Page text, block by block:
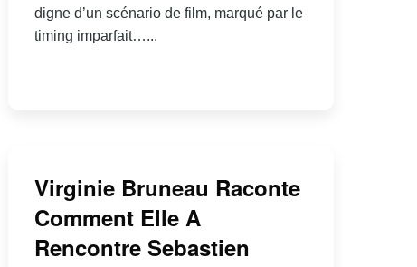
digne d’un scénario de film, marqué par le
timing imparfait…...
Virginie Bruneau Raconte
Comment Elle A
Rencontre Sebastien